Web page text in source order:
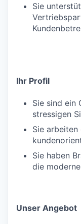
Sie
Ihr Profil
Sie sind ein
stressigen
Sie
Sie haben
die
Unser Angebot